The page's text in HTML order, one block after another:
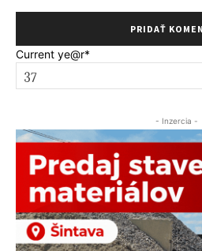
Current ye@r*
- Inzercia -